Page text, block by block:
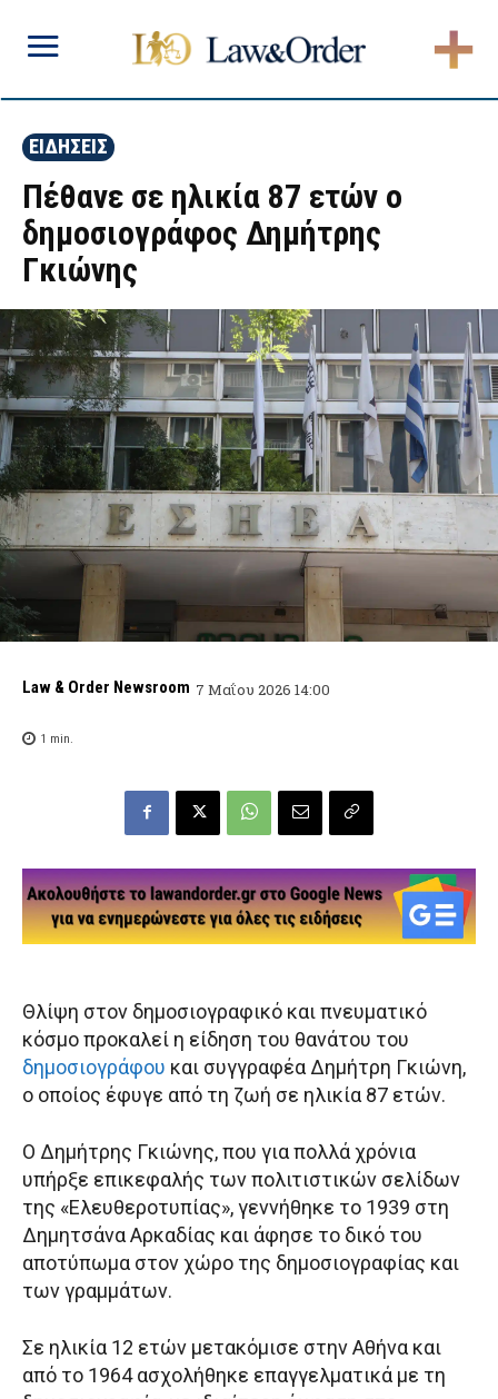
ΕΙΔΗΣΕΙΣ
Πέθανε σε ηλικία 87 ετών ο
δημοσιογράφος Δημήτρης
Γκιώνης
Law & Order Newsroom 7 Μαΐου 2026 14:00
1 min.
Θλίψη στον δημοσιογραφικό και πνευματικό
κόσμο προκαλεί η είδηση του θανάτου του
δημοσιογράφου και συγγραφέα Δημήτρη Γκιώνη,
ο οποίος έφυγε από τη ζωή σε ηλικία 87 ετών.
Ο Δημήτρης Γκιώνης, που για πολλά χρόνια
υπήρξε επικεφαλής των πολιτιστικών σελίδων
της «Ελευθεροτυπίας», γεννήθηκε το 1939 στη
Δημητσάνα Αρκαδίας και άφησε το δικό του
αποτύπωμα στον χώρο της δημοσιογραφίας και
των γραμμάτων.
Σε ηλικία 12 ετών μετακόμισε στην Αθήνα και
από το 1964 ασχολήθηκε επαγγελματικά με τη